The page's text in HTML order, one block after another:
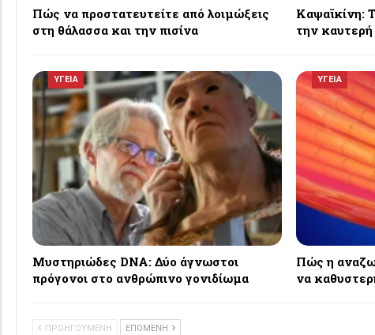
Πώς να προστατευτείτε από λοιμώξεις
στη θάλασσα και την πισίνα
Καψαϊκίνη:
την καυτερή
ΥΓΕΙΑ
Μυστηριώδες DNA: Δύο άγνωστοι
πρόγονοι στο ανθρώπινο γονιδίωμα
ΥΓΕΙΑ
Πώς η
να
ΠΡΟΗΓΟΥΜΕΝΗ ΕΠΟΜΕΝΗ